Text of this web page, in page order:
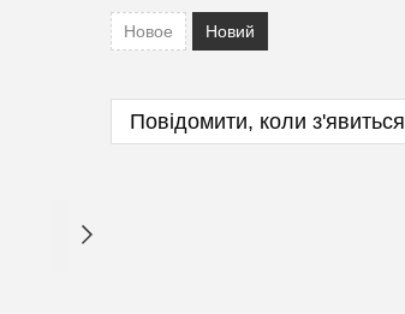
Новое Новий
Повідомити, коли з'явиться